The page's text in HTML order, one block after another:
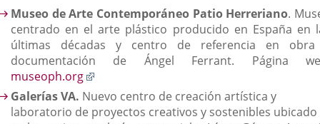
a
una
aplicación
externa.
Museo de Arte Contemporáneo Patio Herreriano.
centrado en el arte plástico producido en España en
últimas décadas y centro de referencia en
documentación de Ángel Ferrant. Página
museoph.org
a
una
Galerías VA. Nuevo centro de creación artística y
laboratorio de proyectos creativos y sostenibles ubicado